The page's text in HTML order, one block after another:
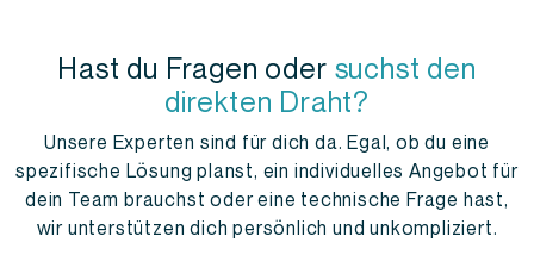
Hast du Fragen oder suchst den
direkten Draht?
Unsere Experten sind für dich da. Egal, ob du eine
spezifische Lösung planst, ein individuelles Angebot für
dein Team brauchst oder eine technische Frage hast,
wir unterstützen dich persönlich und unkompliziert.